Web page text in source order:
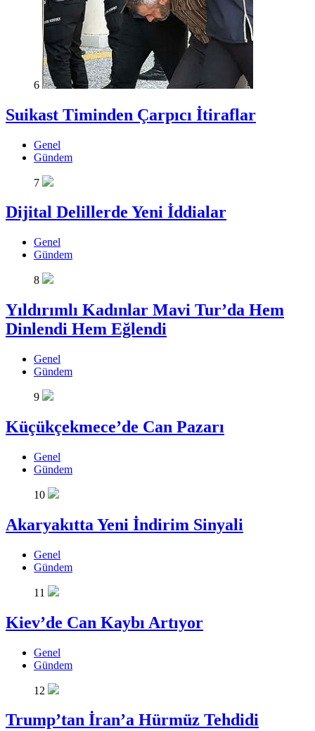
6
Suikast Timinden Çarpıcı İtiraflar
Genel
Gündem
7
Dijital Delillerde Yeni İddialar
Genel
Gündem
8
Yıldırımlı Kadınlar Mavi Tur’da Hem
Dinlendi Hem Eğlendi
Genel
Gündem
9
Küçükçekmece’de Can Pazarı
Genel
Gündem
10
Akaryakıtta Yeni İndirim Sinyali
Genel
Gündem
11
Kiev’de Can Kaybı Artıyor
Genel
Gündem
12
Trump’tan İran’a Hürmüz Tehdidi